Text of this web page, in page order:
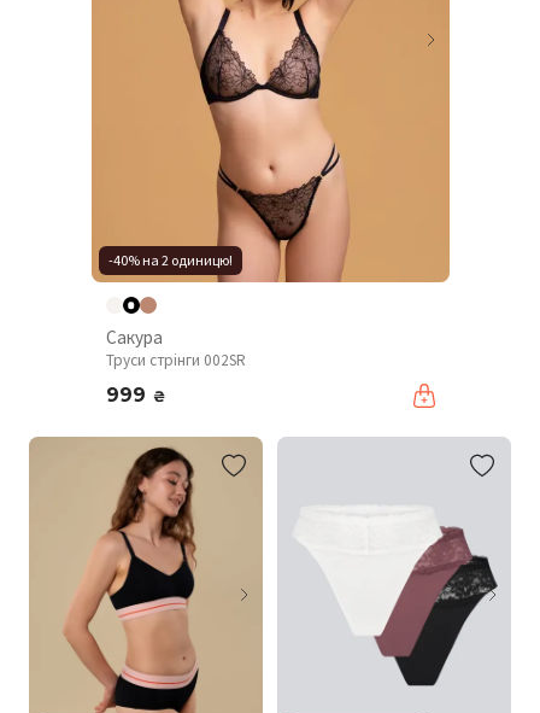
-40% на 2 одиницю!
Сакура
Труси стрінги 002SR
999 ₴